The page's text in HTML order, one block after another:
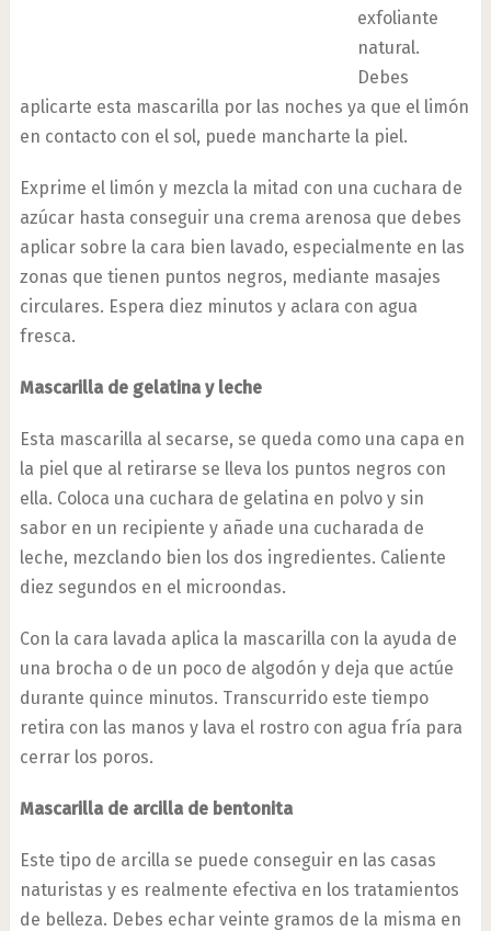
exfoliante
natural.
Debes
aplicarte esta mascarilla por las noches ya que el limón
en contacto con el sol, puede mancharte la piel.
Exprime el limón y mezcla la mitad con una cuchara de
azúcar hasta conseguir una crema arenosa que debes
aplicar sobre la cara bien lavado, especialmente en las
zonas que tienen puntos negros, mediante masajes
circulares. Espera diez minutos y aclara con agua
fresca.
Mascarilla de gelatina y leche
Esta mascarilla al secarse, se queda como una capa en
la piel que al retirarse se lleva los puntos negros con
ella. Coloca una cuchara de gelatina en polvo y sin
sabor en un recipiente y añade una cucharada de
leche, mezclando bien los dos ingredientes. Caliente
diez segundos en el microondas.
Con la cara lavada aplica la mascarilla con la ayuda de
una brocha o de un poco de algodón y deja que actúe
durante quince minutos. Transcurrido este tiempo
retira con las manos y lava el rostro con agua fría para
cerrar los poros.
Mascarilla de arcilla de bentonita
Este tipo de arcilla se puede conseguir en las casas
naturistas y es realmente efectiva en los tratamientos
de belleza. Debes echar veinte gramos de la misma en